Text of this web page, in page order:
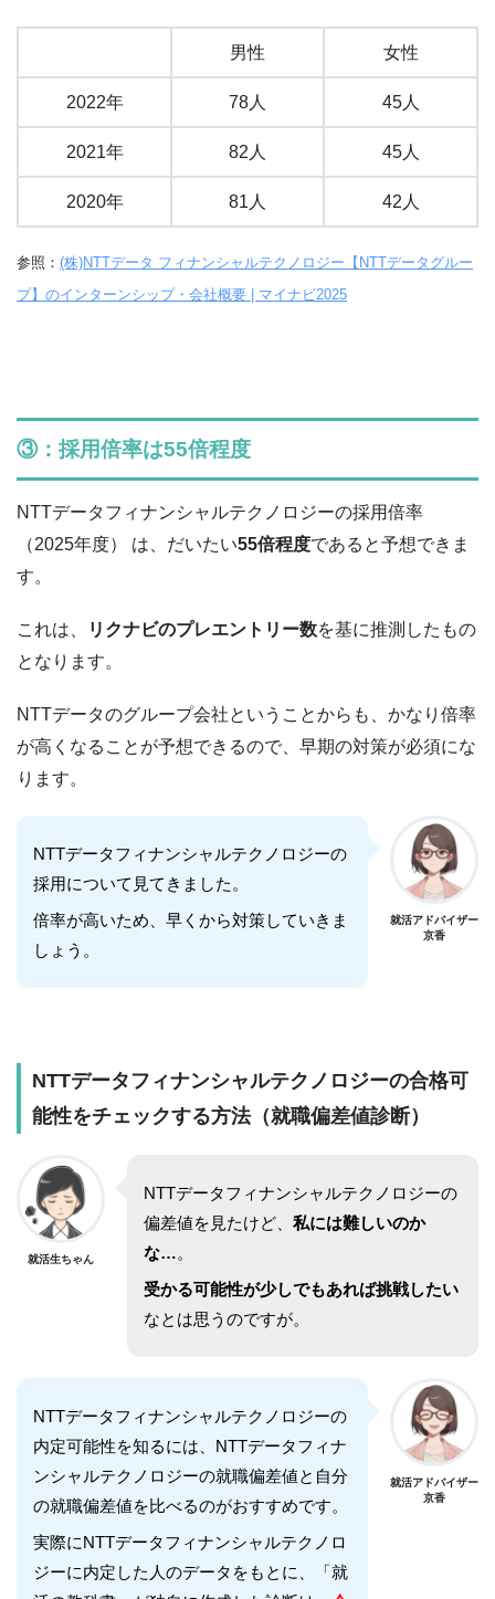
男性 女性
2022年 78人 45人
2021年 82人 45人
2020年 81人 42人
参照： (株)NTTデータ フィナンシャルテクノロジー【NTTデータグルー
プ】のインターンシップ・会社概要 | マイナビ2025
③：採用倍率は55倍程度
NTTデータフィナンシャルテクノロジーの採用倍率
（2025年度） は、だいたい55倍程度であると予想できま
す。
これは、 リクナビのプレエントリー数を基に推測したもの
となります。
NTTデータのグループ会社ということからも、かなり倍率
が高くなることが予想できるので、早期の対策が必須にな
ります。
NTTデータフィナンシャルテクノロジーの
採用について見てきました。
倍率が高いため、早くから対策していきま
しょう。
就活アドバイザー
京香
NTTデータフィナンシャルテクノロジーの合格可
能性をチェックする方法（就職偏差値診断）
就活生ちゃん
NTTデータフィナンシャルテクノロジーの
偏差値を見たけど、 私には難しいのか
な…。
受かる可能性が少しでもあれば挑戦したい
なとは思うのですが。
NTTデータフィナンシャルテクノロジーの
内定可能性を知るには、 NTTデータフィナ
ンシャルテクノロジーの就職偏差値と自分
の就職偏差値を比べるのがおすすめです。
実際にNTTデータフィナンシャルテクノロ
ジーに内定した人のデータをもとに、「就
就活アドバイザー
京香